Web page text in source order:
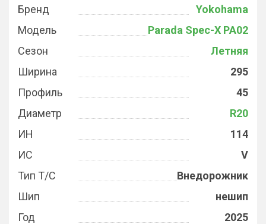
Бренд
Yokohama
Модель
Parada Spec-X PA02
Сезон
Летняя
Ширина
295
Профиль
45
Диаметр
R20
ИН
114
ИС
V
Тип Т/С
Внедорожник
Шип
нешип
Год
2025